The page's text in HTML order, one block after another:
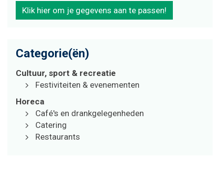
Klik hier om je gegevens aan te passen!
Categorie(ën)
Cultuur, sport & recreatie
Festiviteiten & evenementen
Horeca
Café's en drankgelegenheden
Catering
Restaurants